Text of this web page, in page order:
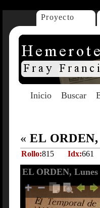
Proyecto
Inicio Buscar
« EL
Rollo:815 Idx:661
EL ORDEN, Lunes